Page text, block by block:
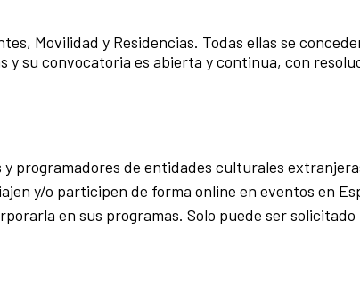
Movilidad y Residencias. Todas ellas se
su convocatoria es abierta y continua, con
y programadores de entidades culturales
y/o participen de forma online en eventos en
en sus programas. Solo puede ser solicitado